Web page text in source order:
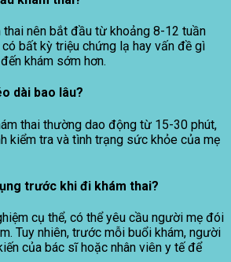
thai nên bắt đầu từ khoảng 8-12 tuần
có bất kỳ triệu chứng lạ hay vấn đề gì
khám sớm hơn.
dài bao lâu?
thai thường dao động từ 15-30 phút,
kiểm tra và tình trạng sức khỏe của mẹ
trước khi đi khám thai?
cụ thể, có thể yêu cầu người mẹ đói
Tuy nhiên, trước mỗi buổi khám, người
của bác sĩ hoặc nhân viên y tế để